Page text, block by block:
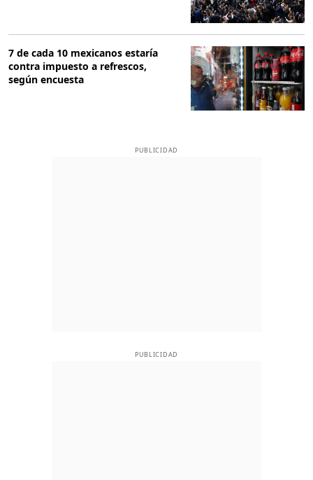
7 de cada 10 mexicanos estaría
contra impuesto a refrescos,
según encuesta
PUBLICIDAD
PUBLICIDAD